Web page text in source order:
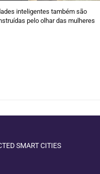
inteligentes também são
pelo olhar das mulheres
SMART CITIES